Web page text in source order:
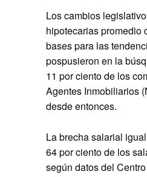
Los cambios
hipotecarias promedio
bases para las
pospusieron en la
11 por ciento de los
Agentes Inmobiliarios
desde entonces.
La brecha salarial
64 por ciento de los
según datos del